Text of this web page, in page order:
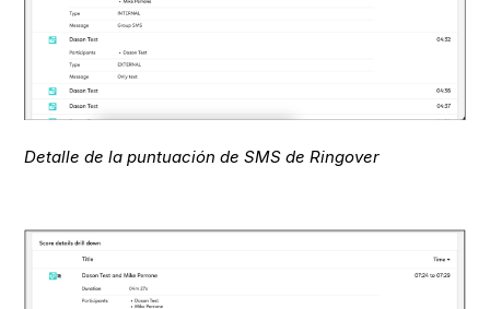
Detalle de la puntuación de SMS de Ringover